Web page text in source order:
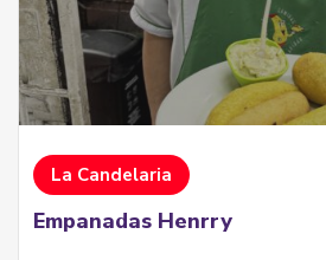
La Candelaria
Empanadas Henrry